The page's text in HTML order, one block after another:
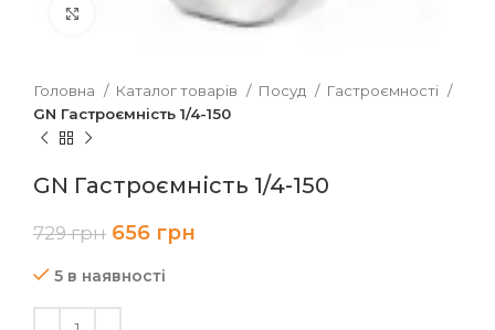
Клацніть, щоб збільшити
Головна Каталог товарів Посуд
Гастроємності
GN Гастроємність 1/4-150
GN Гастроємність 1/4-150
729грн 656 грн
5 в наявності